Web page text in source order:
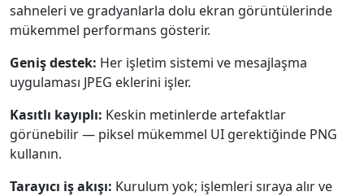
sahneleri ve gradyanlarla dolu ekran görüntülerinde
mükemmel performans gösterir.
Geniş destek: Her işletim sistemi ve mesajlaşma
uygulaması JPEG eklerini işler.
Kasıtlı kayıplı: Keskin metinlerde artefaktlar
görünebilir — piksel mükemmel UI gerektiğinde PNG
kullanın.
Tarayıcı iş akışı: Kurulum yok; işlemleri sıraya alır ve